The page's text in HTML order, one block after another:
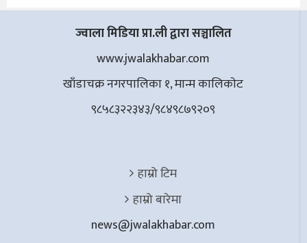
ज्वाला मिडिया प्रा.ली द्वारा सञ्चालित
www.jwalakhabar.com
खाँडाचक्र नगरपालिका १, मान्म कालिकाेट
९८५८३२२३४३/९८४९८७९२०९
हाम्रो टिम
हाम्रो बारेमा
news@jwalakhabar.com